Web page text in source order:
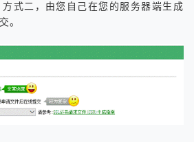
式二，由您自己在您的服务器端生成
。